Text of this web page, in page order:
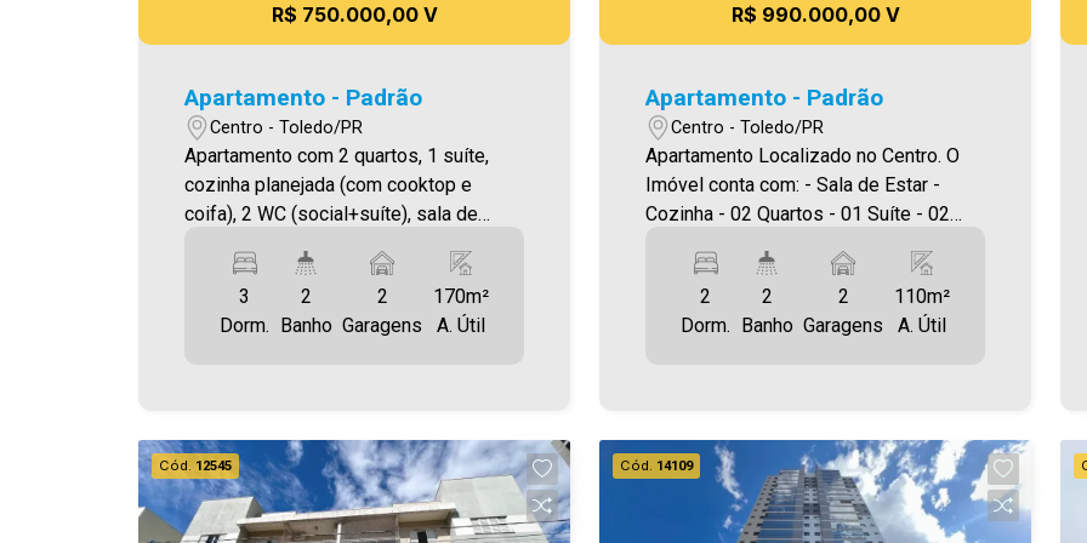
R$ 750.000,00 V
Apartamento - Padrão
Centro - Toledo/PR
Apartamento com 2 quartos, 1 suíte,
cozinha planejada (com cooktop e
coifa), 2 WC (social+suíte), sala de
churrasqueira, área de serviço, elevador
e 2 vagas de garagem cobertas.
3
Dorm.
2
Banho
2
Garagens
170m²
A. Útil
R$ 990.000,00 V
Apartamento - Padrão
Centro - Toledo/PR
Apartamento Localizado no Centro. O
Imóvel conta com: - Sala de Estar -
Cozinha - 02 Quartos - 01 Suíte - 02
02 vagas de garagem - Sacada com
churrasqueira Área privativa 110,00 m²
Aproveite essa oportunidade! A hora de
2
Dorm.
2
Banho
2
Garagens
110m²
A. Útil
Cód. 12545 Cód. 14109